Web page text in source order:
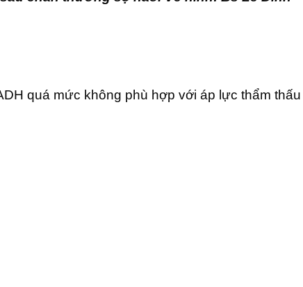
quá mức không phù hợp với áp lực thẩm thấu